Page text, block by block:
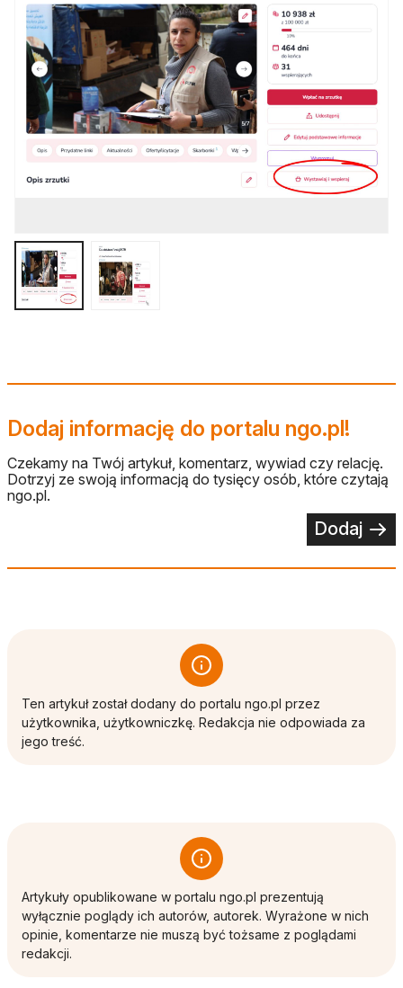
Dodaj informację do portalu ngo.pl!
Czekamy na Twój artykuł, komentarz, wywiad czy relację.
Dotrzyj ze swoją informacją do tysięcy osób, które czytają
ngo.pl.
Dodaj
Ten artykuł został dodany do portalu ngo.pl przez
użytkownika, użytkowniczkę. Redakcja nie odpowiada za
jego treść.
Artykuły opublikowane w portalu ngo.pl prezentują
wyłącznie poglądy ich autorów, autorek. Wyrażone w nich
opinie, komentarze nie muszą być tożsame z poglądami
redakcji.